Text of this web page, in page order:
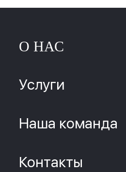
О НАС
Услуги
Наша команда
Контакты